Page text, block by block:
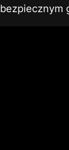
bezpiecznym